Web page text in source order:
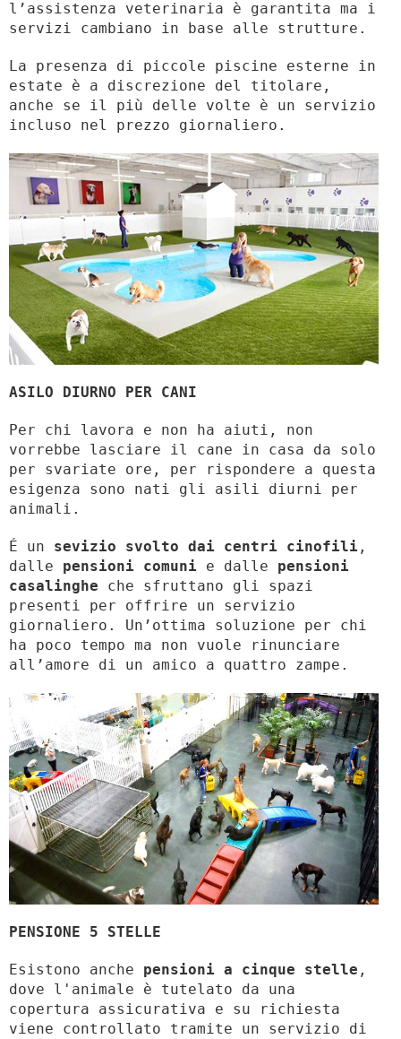
l’assistenza veterinaria è garantita ma i
servizi cambiano in base alle strutture.
La presenza di piccole piscine esterne in
estate è a discrezione del titolare,
anche se il più delle volte è un servizio
incluso nel prezzo giornaliero.
ASILO DIURNO PER CANI
Per chi lavora e non ha aiuti, non
vorrebbe lasciare il cane in casa da solo
per svariate ore, per rispondere a questa
esigenza sono nati gli asili diurni per
animali.
É un sevizio svolto dai centri cinofili ,
dalle pensioni comuni e dalle pensioni
casalinghe che sfruttano gli spazi
presenti per offrire un servizio
giornaliero. Un’ottima soluzione per chi
ha poco tempo ma non vuole rinunciare
all’amore di un amico a quattro zampe.
PENSIONE 5 STELLE
Esistono anche pensioni a cinque stelle ,
dove l'animale è tutelato da una
copertura assicurativa e su richiesta
viene controllato tramite un servizio di